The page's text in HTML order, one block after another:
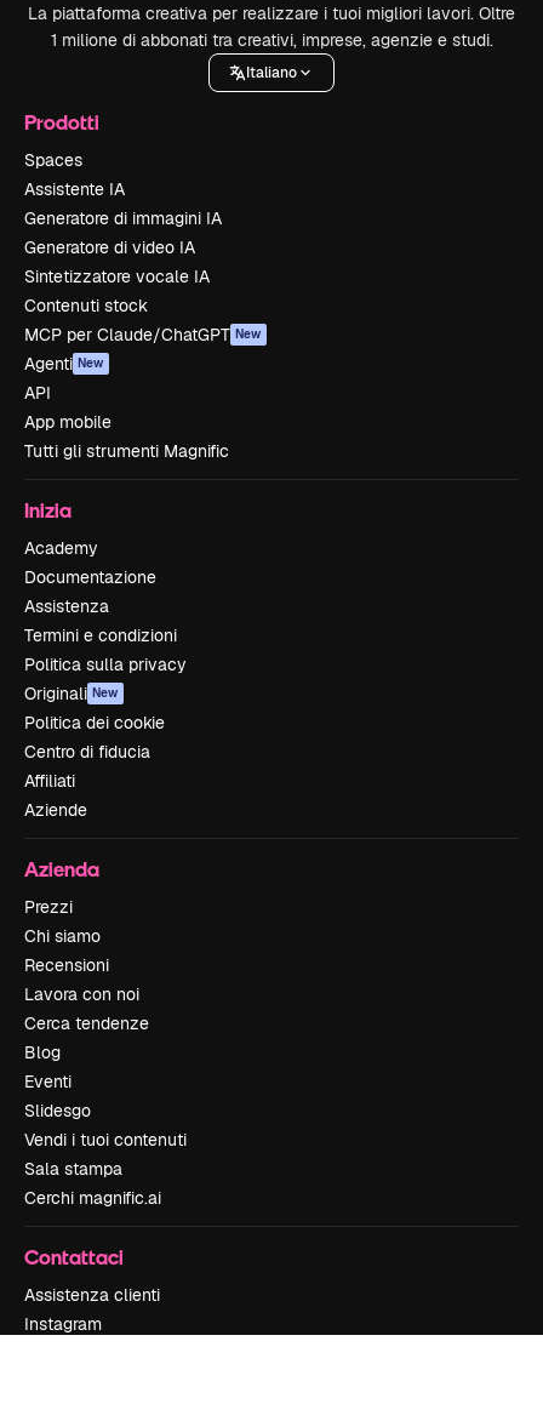
La piattaforma creativa per realizzare i tuoi migliori lavori. Oltre
1 milione di abbonati tra creativi, imprese, agenzie e studi.
Italiano
Prodotti
Spaces
Assistente IA
Generatore di immagini IA
Generatore di video IA
Sintetizzatore vocale IA
Contenuti stock
MCP per Claude/ChatGPT New
Agenti New
API
App mobile
Tutti gli strumenti Magnific
Inizia
Academy
Documentazione
Assistenza
Termini e condizioni
Politica sulla privacy
Originali New
Politica dei cookie
Centro di fiducia
Affiliati
Aziende
Azienda
Prezzi
Chi siamo
Recensioni
Lavora con noi
Cerca tendenze
Blog
Eventi
Slidesgo
Vendi i tuoi contenuti
Sala stampa
Cerchi magnific.ai
Contattaci
Assistenza clienti
Instagram